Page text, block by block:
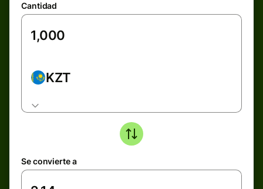
Cantidad
KZT
Se convierte a